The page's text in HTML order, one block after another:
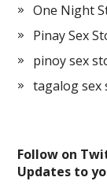
One Night
Pinay Sex
pinoy sex
tagalog sex
Follow on
Updates to